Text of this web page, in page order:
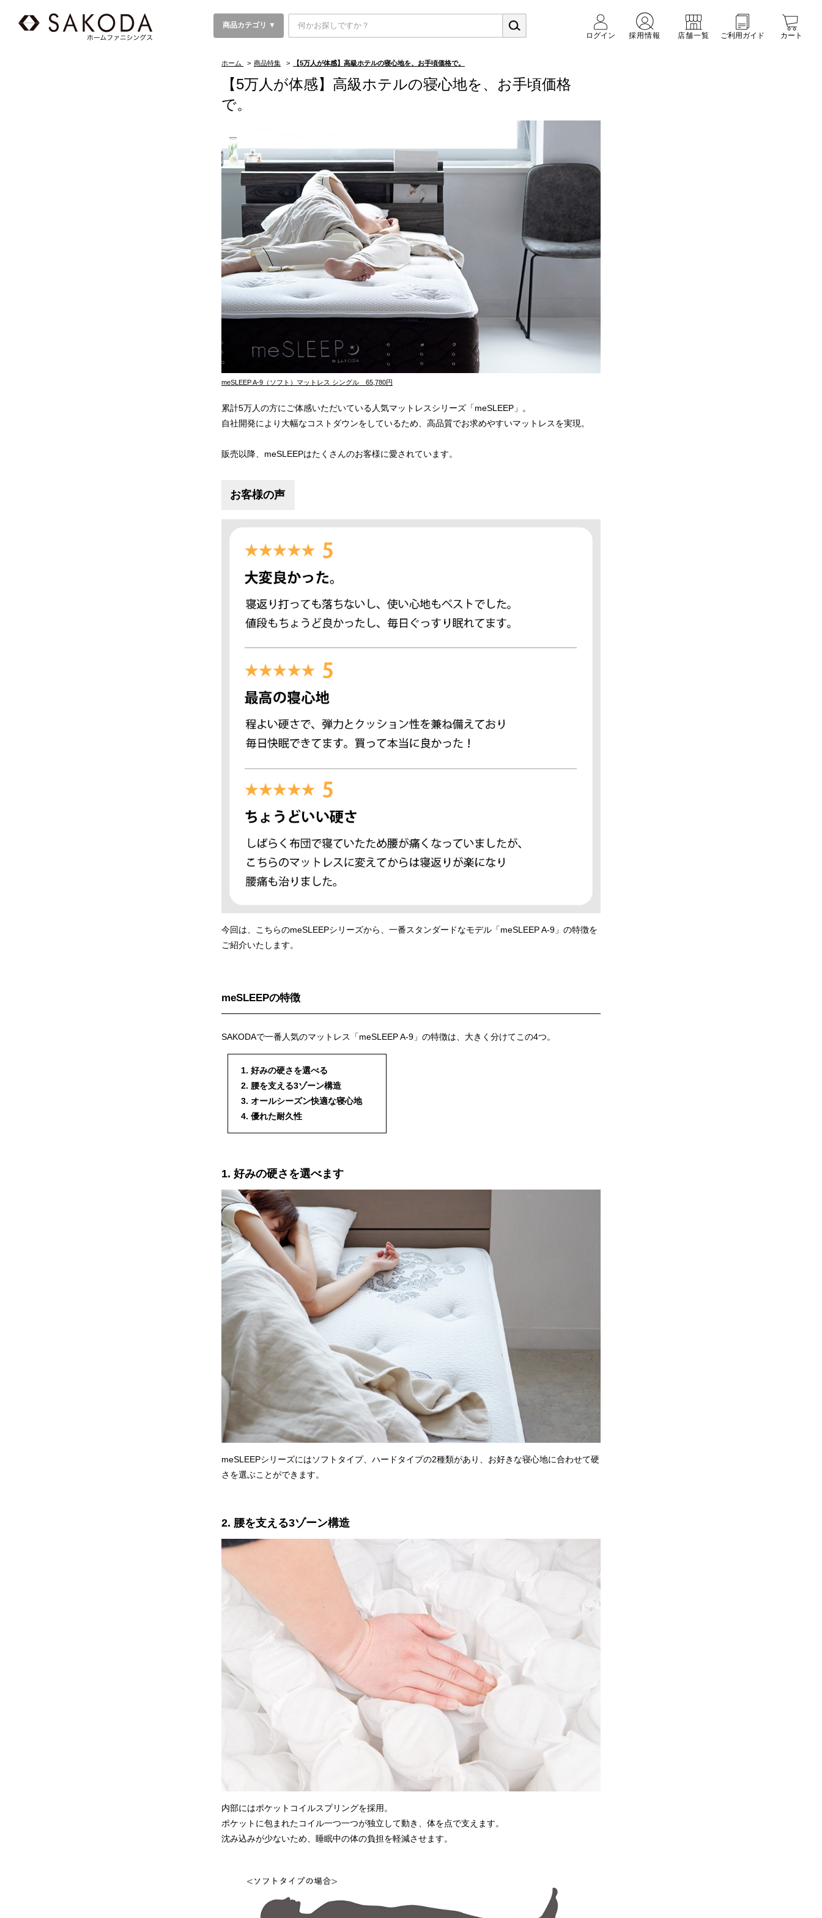
商品カテゴリ ▼
ログイン
採用情報 店舗一覧 ご利用ガイド カート
ホーム > 商品特集 > 【5万人が体感】高級ホテルの寝心地を、お手頃価格で。
【5万人が体感】高級ホテルの寝心地を、お手頃価格
で。
meSLEEP A-9（ソフト）マットレス シングル 65,780円
累計5万人の方にご体感いただいている人気マットレスシリーズ「meSLEEP」。
自社開発により大幅なコストダウンをしているため、高品質でお求めやすいマットレスを実現。
販売以降、meSLEEPはたくさんのお客様に愛されています。
お客様の声
今回は、こちらのmeSLEEPシリーズから、一番スタンダードなモデル「meSLEEP A-9」の特徴を
ご紹介いたします。
meSLEEPの特徴
SAKODAで一番人気のマットレス「meSLEEP A-9」の特徴は、大きく分けてこの4つ。
1. 好みの硬さを選べる
2. 腰を支える3ゾーン構造
3. オールシーズン快適な寝心地
4. 優れた耐久性
1. 好みの硬さを選べます
meSLEEPシリーズにはソフトタイプ、ハードタイプの2種類があり、お好きな寝心地に合わせて硬
さを選ぶことができます。
2. 腰を支える3ゾーン構造
内部にはポケットコイルスプリングを採用。
ポケットに包まれたコイル一つ一つが独立して動き、体を点で支えます。
沈み込みが少ないため、睡眠中の体の負担を軽減させます。